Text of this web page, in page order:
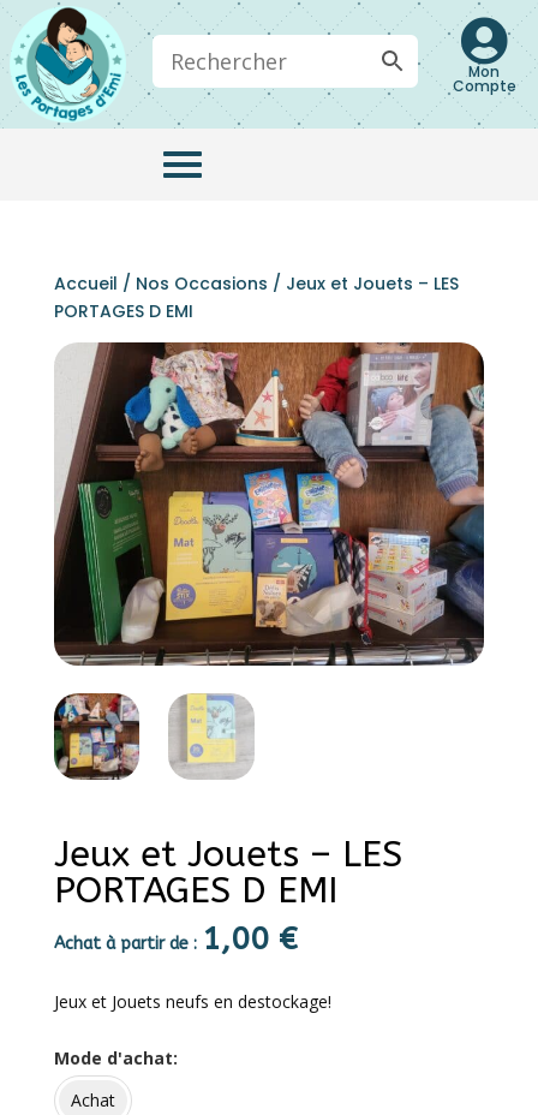

Mon
Compte
Accueil / Nos Occasions / Jeux et Jouets – LES
PORTAGES D EMI
Jeux et Jouets – LES
PORTAGES D EMI
Achat à partir de : 1,00 €
Jeux et Jouets neufs en destockage!
Mode d'achat
Achat